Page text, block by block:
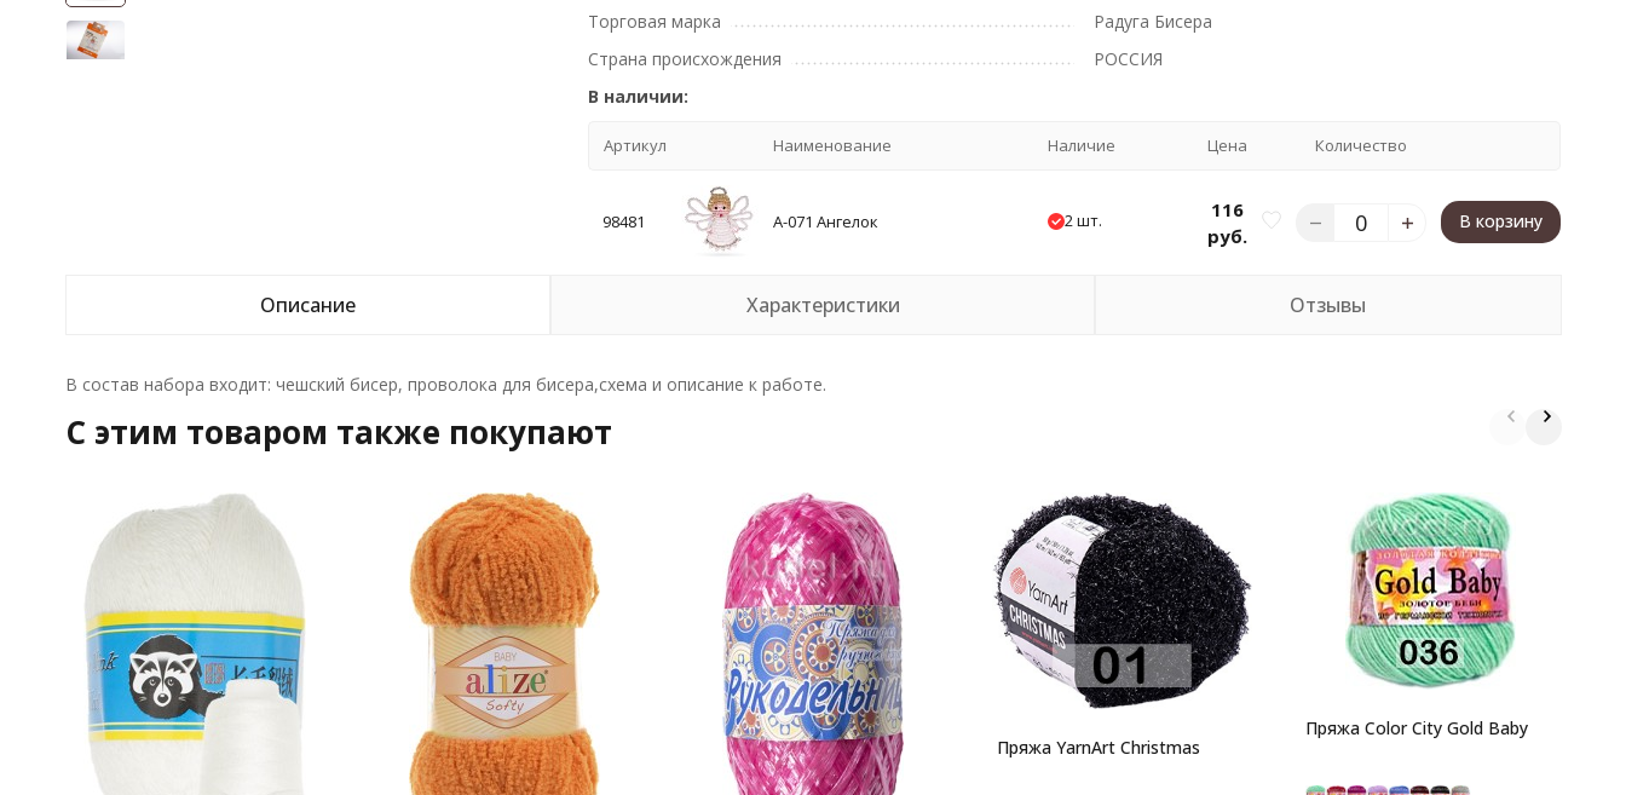
Торговая марка
Радуга Бисера
Страна происхождения
РОССИЯ
В наличии:
Артикул Наименование Наличие Цена Количество
98481 А-071 Ангелок 2 шт.
116
руб.
В корзину
Описание Характеристики Отзывы
В cостав набора входит: чешский бисер, проволока для бисера,схема и описание к работе.
C этим товаром также покупают
Пряжа YarnArt Christmas
Пряжа Color City Gold Baby